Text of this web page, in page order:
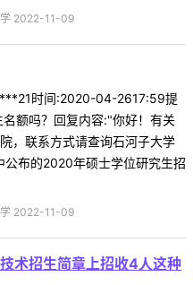
2022-11-09
时间:2020-04-2617:59提
额吗？回复内容:"你好！有关
，联系方式请查询石河子大学
布的2020年硕士学位研究生招
2022-11-09
术招生简章上招收4人这种